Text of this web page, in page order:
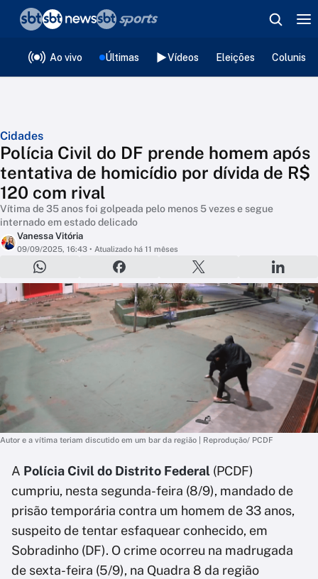
Ao vivo Últimas Vídeos Eleições
Cidades
Polícia Civil do DF prende homem após
tentativa de homicídio por dívida de R$
120 com rival
Vítima de 35 anos foi golpeada pelo menos 5 vezes e segue
internado em estado delicado
Vanessa Vitória
09/09/2025, 16:43 • Atualizado há 11 mêses
Autor e a vítima teriam discutido em um bar da região | Reprodução/ PCDF
A Polícia Civil do Distrito Federal (PCDF)
cumpriu, nesta segunda-feira (8/9), mandado de
prisão temporária contra um homem de 33 anos,
suspeito de tentar esfaquear conhecido, em
Sobradinho (DF). O crime ocorreu na madrugada
de sexta-feira (5/9), na Quadra 8 da região
❮voltar
Editorias